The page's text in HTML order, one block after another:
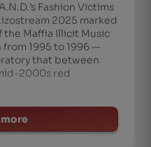
Fashion Victims
2025 marked
Maffia Illicit Music
1995 to 1996 —
that between
2000s red